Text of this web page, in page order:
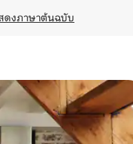
ดงภาษาต้นฉบับ